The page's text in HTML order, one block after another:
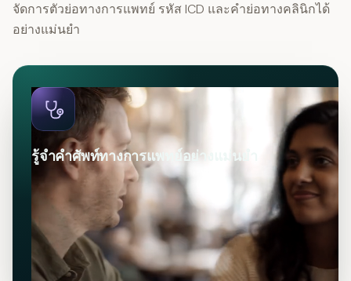
จัดการตัวย่อทางการแพทย์ รหัส ICD และคำย่อทางคลินิกได้
อย่างแม่นยำ
รู้จำคำศัพท์ทางการแพทย์อย่างแม่นยำ